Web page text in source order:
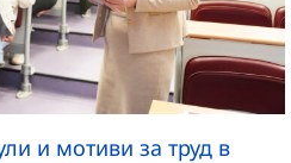
и мотиви за труд в